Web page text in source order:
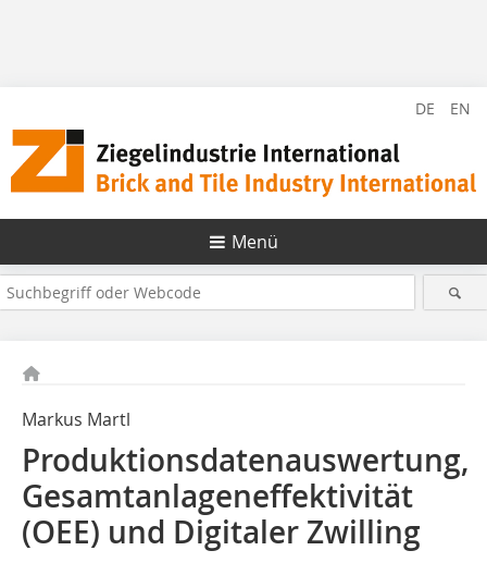
DE EN
Menü
Markus Martl
Produktionsdatenauswertung,
Gesamtanlageneffektivität
(OEE) und Digitaler Zwilling